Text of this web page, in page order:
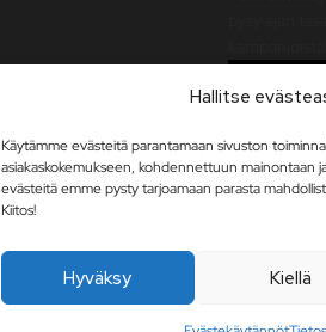
Hallitse
Käytämme evästeitä parantamaan sivuston
asiakaskokemukseen, kohdennettuun mainontaan
evästeitä emme pysty tarjoamaan parasta
Kiitos!
Hyväksy Kiellä
Tilaa